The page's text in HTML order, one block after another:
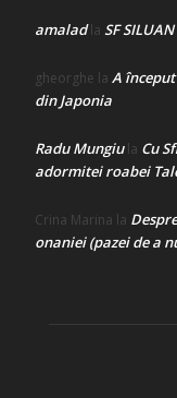
amaladla SF
gheorghe la A
din Japonia
Radu Mungiula Cu
adormitei roabei
Crina Marina la
onaniei (pazei de a